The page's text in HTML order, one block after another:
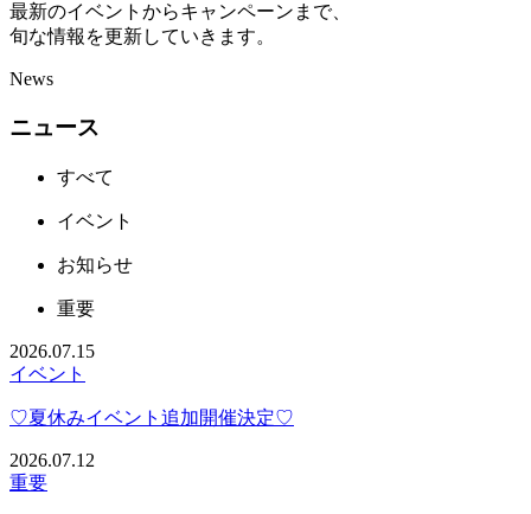
最新のイベントからキャンペーンまで、
旬な情報を更新していきます。
News
ニュース
すべて
イベント
お知らせ
重要
2026.07.15
イベント
♡夏休みイベント追加開催決定♡
2026.07.12
重要